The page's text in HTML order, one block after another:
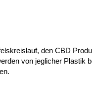
den CBD
von jeglicher Plastik